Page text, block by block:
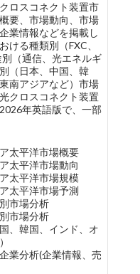
ロスコネクト装置市
要、市場動向、市場
業情報などを掲載し
ける種類別（FXC、
（通信、光エネルギ
（日本、中国、韓
南アジアなど）市場
クロスコネクト装置
年英語版で、一部
太平洋市場概要
太平洋市場動向
太平洋市場規模
太平洋市場予測
市場分析
市場分析
、韓国、インド、オ
業分析(企業情報、売